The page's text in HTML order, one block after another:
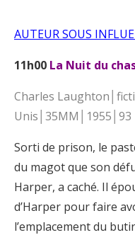
AUTEUR SOUS
11h00 La Nuit du
Charles
Unis│35MM│1955│93
Sorti de prison, le
du magot que son
Harper, a caché. Il
d’Harper pour faire
l’emplacement du